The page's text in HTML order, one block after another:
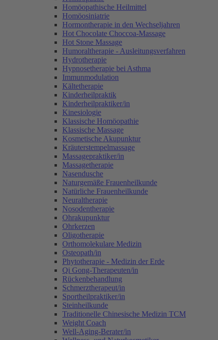
Homöopathische Heilmittel
Homöosiniatrie
Hormontherapie in den Wechseljahren
Hot Chocolate Choccoa-Massage
Hot Stone Massage
Humoraltherapie - Ausleitungsverfahren
Hydrotherapie
Hypnosetherapie bei Asthma
Immunmodulation
Kältetherapie
Kinderheilpraktik
Kinderheilpraktiker/in
Kinesiologie
Klassische Homöopathie
Klassische Massage
Kosmetische Akupunktur
Kräuterstempelmassage
Massagepraktiker/in
Massagetherapie
Nasendusche
Naturgemäße Frauenheilkunde
Natürliche Frauenheilkunde
Neuraltherapie
Nosodentherapie
Ohrakupunktur
Ohrkerzen
Oligotherapie
Orthomolekulare Medizin
Osteopath/in
Phytotherapie - Medizin der Erde
Qi Gong-Therapeuten/in
Rückenbehandlung
Schmerztherapeut/in
Sportheilpraktiker/in
Steinheilkunde
Traditionelle Chinesische Medizin TCM
Weight Coach
Well-Aging-Berater/in